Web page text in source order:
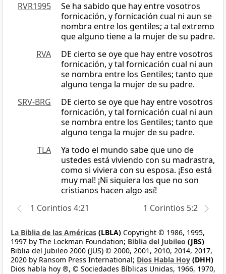
RVR1995
Se ha sabido que hay entre vosotros
fornicación, y fornicación cual ni aun se
nombra entre los gentiles; a tal extremo
que alguno tiene a la mujer de su padre.
RVA
DE cierto se oye que hay entre vosotros
fornicación, y tal fornicación cual ni aun
se nombra entre los Gentiles; tanto que
alguno tenga la mujer de su padre.
SRV-BRG
DE cierto se oye que hay entre vosotros
fornicación, y tal fornicación cual ni aun
se nombra entre los Gentiles; tanto que
alguno tenga la mujer de su padre.
TLA
Ya todo el mundo sabe que uno de
ustedes está viviendo con su madrastra,
como si viviera con su esposa. ¡Eso está
muy mal! ¡Ni siquiera los que no son
cristianos hacen algo así!
1 Corintios 4:21
1 Corintios 5:2
La Biblia de las Américas (LBLA) Copyright © 1986, 1995,
1997 by The Lockman Foundation; Biblia del Jubileo (JBS)
Biblia del Jubileo 2000 (JUS) © 2000, 2001, 2010, 2014, 2017,
2020 by Ransom Press International; Dios Habla Hoy (DHH)
Dios habla hoy ®, © Sociedades Bíblicas Unidas, 1966, 1970,